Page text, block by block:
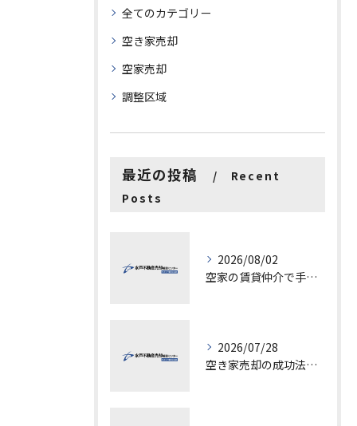
全てのカテゴリー
空き家売却
空家売却
調整区域
最近の投稿
Recent
Posts
2026/08/02
空家の賃貸仲介で手数料と上限を徹底解説し200万円物件の注意点も紹介
2026/07/28
空き家売却の成功法と注意点